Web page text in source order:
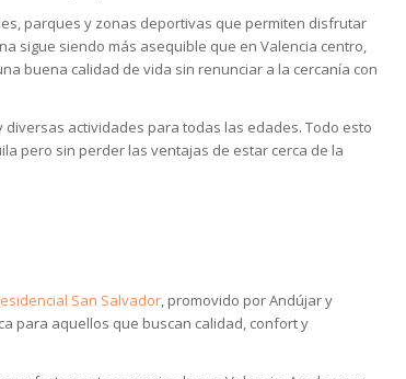
parques y zonas deportivas que permiten disfrutar
sigue siendo más asequible que en Valencia centro,
buena calidad de vida sin renunciar a la cercanía con
actividades para todas las edades. Todo esto
pero sin perder las ventajas de estar cerca de la
San Salvador, promovido por Andújar y
para aquellos que buscan calidad, confort y